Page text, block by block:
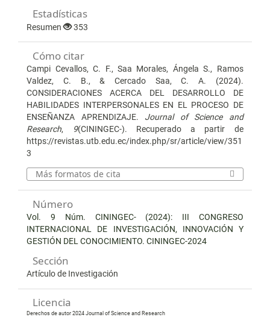
Estadísticas
Resumen 353
Cómo citar
Campi Cevallos, C. F., Saa Morales, Ángela S., Ramos
Valdez, C. B., & Cercado Saa, C. A. (2024).
CONSIDERACIONES ACERCA DEL DESARROLLO DE
HABILIDADES INTERPERSONALES EN EL PROCESO DE
ENSEÑANZA APRENDIZAJE. Journal of Science and
Research, 9(CININGEC-). Recuperado a partir de
https://revistas.utb.edu.ec/index.php/sr/article/view/351
3
Más formatos de cita
Número
Vol. 9 Núm. CININGEC- (2024): III CONGRESO
INTERNACIONAL DE INVESTIGACIÓN, INNOVACIÓN Y
GESTIÓN DEL CONOCIMIENTO. CININGEC-2024
Sección
Artículo de Investigación
Licencia
Derechos de autor 2024 Journal of Science and Research